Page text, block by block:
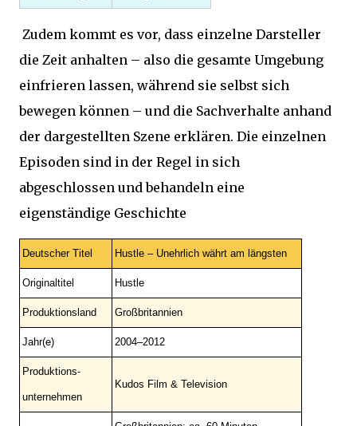
Zudem kommt es vor, dass einzelne Darsteller
die Zeit anhalten – also die gesamte Umgebung
einfrieren lassen, während sie selbst sich
bewegen können – und die Sachverhalte anhand
der dargestellten Szene erklären. Die einzelnen
Episoden sind in der Regel in sich
abgeschlossen und behandeln eine
eigenständige Geschichte
Deutscher Titel Hustle – Unehrlich währt am längsten
Originaltitel Hustle
Produktionsland Großbritannien
Jahr(e) 2004–2012
Produktions-
unternehmen
Kudos Film & Television